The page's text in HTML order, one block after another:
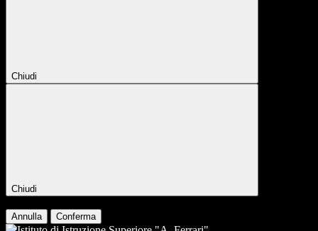
Chiudi
Chiudi
Annulla Conferma